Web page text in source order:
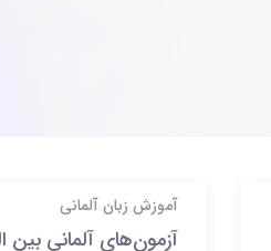
آموزش زبان آلمانی
آزمون‌های آلمانی بین